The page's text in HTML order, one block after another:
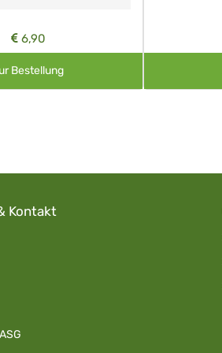
15,65
Zur Bestellung
Kontakt